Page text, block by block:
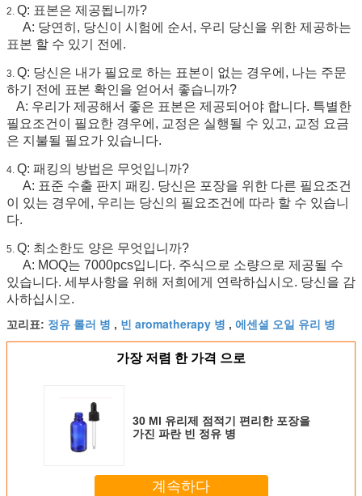
2. Q: 표본은 제공됩니까?
A: 당연히, 당신이 시험에 순서, 우리 당신을 위한 제공하는
표본 할 수 있기 전에.
3. Q: 당신은 내가 필요로 하는 표본이 없는 경우에, 나는 주문
하기 전에 표본 확인을 얻어서 좋습니까?
A: 우리가 제공해서 좋은 표본은 제공되어야 합니다. 특별한
필요조건이 필요한 경우에, 교정은 실행될 수 있고, 교정 요금
은 지불될 필요가 있습니다.
4. Q: 패킹의 방법은 무엇입니까?
A: 표준 수출 판지 패킹. 당신은 포장을 위한 다른 필요조건
이 있는 경우에, 우리는 당신의 필요조건에 따라 할 수 있습니
다.
5. Q: 최소한도 양은 무엇입니까?
A: MOQ는 7000pcs입니다. 주식으로 소량으로 제공될 수
있습니다. 세부사항을 위해 저희에게 연락하십시오. 당신을 감
사하십시오.
꼬리표: 정유 롤러 병 , 빈 aromatherapy 병 , 에센셜 오일 유리 병
가장 저렴 한 가격 으로
30 Ml 유리제 점적기 편리한 포장을
가진 파란 빈 정유 병
계속하다